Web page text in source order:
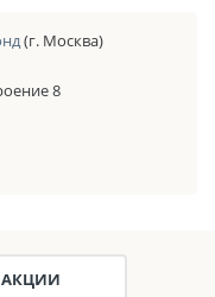
(г. Москва)
8